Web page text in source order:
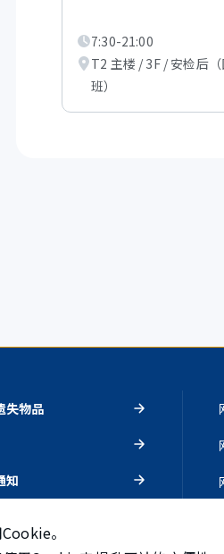
3
7:30-21:00
T2 主楼 / 3F / 安检后
班）
失物品
知
。